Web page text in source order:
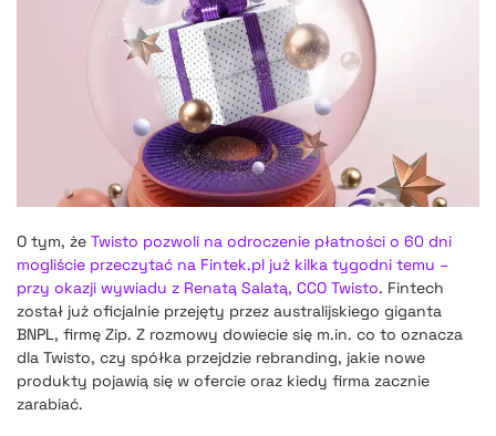
O tym, że Twisto pozwoli na odroczenie płatności o 60 dni
mogliście przeczytać na Fintek.pl już kilka tygodni temu –
przy okazji wywiadu z Renatą Salatą, CCO Twisto. Fintech
został już oficjalnie przejęty przez australijskiego giganta
BNPL, firmę Zip. Z rozmowy dowiecie się m.in. co to oznacza
dla Twisto, czy spółka przejdzie rebranding, jakie nowe
produkty pojawią się w ofercie oraz kiedy firma zacznie
zarabiać.